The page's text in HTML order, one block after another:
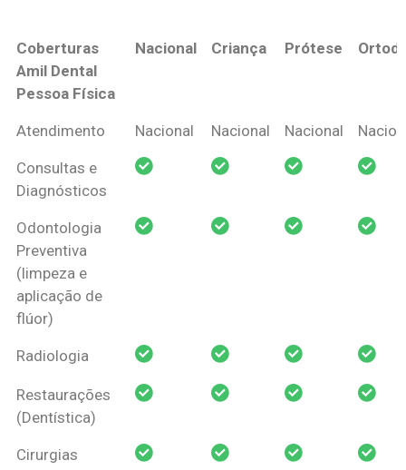
Coberturas
Amil Dental
Pessoa Física
Nacional Criança Prótese
Coberturas
Pessoa Física
Nacional Criança Prótese
Atendimento Nacional Nacional Nacional
Consultas e
Diagnósticos
Odontologia
Preventiva
(limpeza e
aplicação de
flúor)
Radiologia
Restaurações
(Dentística)
Cirurgias